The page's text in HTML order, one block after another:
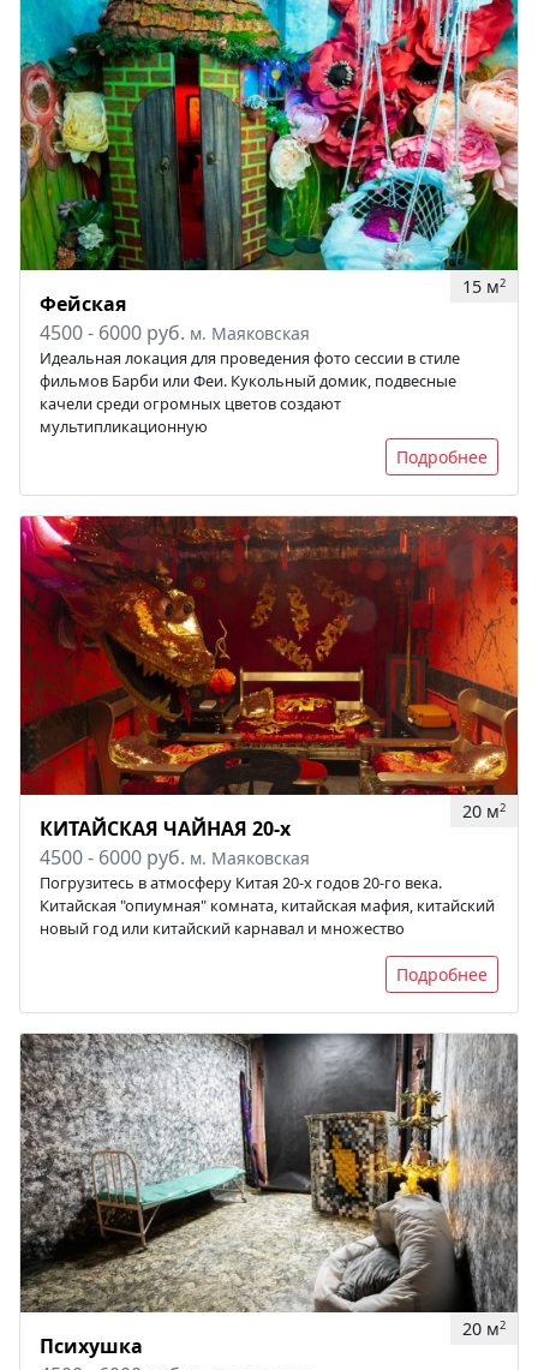
15 м2
Фейская
4500 - 6000 руб. м. Маяковская
Идеальная локация для проведения фото сессии в стиле
фильмов Барби или Феи. Кукольный домик, подвесные
качели среди огромных цветов создают
мультипликационную
Подробнее
20 м2
КИТАЙСКАЯ ЧАЙНАЯ 20-х
4500 - 6000 руб. м. Маяковская
Погрузитесь в атмосферу Китая 20-х годов 20-го века.
Китайская "опиумная" комната, китайская мафия, китайский
новый год или китайский карнавал и множество
Подробнее
20 м2
Психушка